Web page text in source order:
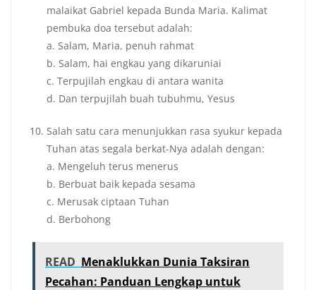
malaikat Gabriel kepada Bunda Maria. Kalimat
pembuka doa tersebut adalah:
a. Salam, Maria, penuh rahmat
b. Salam, hai engkau yang dikaruniai
c. Terpujilah engkau di antara wanita
d. Dan terpujilah buah tubuhmu, Yesus
Salah satu cara menunjukkan rasa syukur kepada
Tuhan atas segala berkat-Nya adalah dengan:
a. Mengeluh terus menerus
b. Berbuat baik kepada sesama
c. Merusak ciptaan Tuhan
d. Berbohong
READ Menaklukkan Dunia Taksiran
Pecahan: Panduan Lengkap untuk